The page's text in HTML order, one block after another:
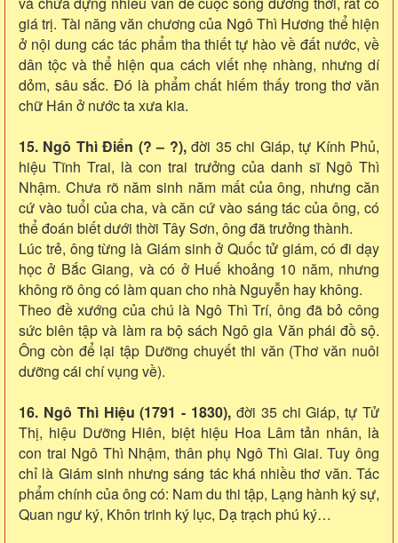
giá trị. Tài năng văn chương của Ngô Thì Hương thể hiện
ở nội dung các tác phẩm tha thiết tự hào về đất nước, về
dân tộc và thể hiện qua cách viết nhẹ nhàng, nhưng dí
dỏm, sâu sắc. Đó là phẩm chất hiếm thấy trong thơ văn
chữ Hán ở nước ta xưa kia.
15. Ngô Thì Điển (? – ?),đời 35 chi Giáp, tự Kính Phủ,
hiệu Tĩnh Trai, là con trai trưởng của danh sĩ Ngô Thì
Nhậm. Chưa rõ năm sinh năm mất của ông, nhưng căn
cứ vào tuổi của cha, và căn cứ vào sáng tác của ông, có
thể đoán biết dưới thời Tây Sơn, ông đã trưởng thành.
Lúc trẻ, ông từng là Giám sinh ở Quốc tử giám, có đi dạy
học ở Bắc Giang, và có ở Huế khoảng 10 năm, nhưng
không rõ ông có làm quan cho nhà Nguyễn hay không.
Theo đề xướng của chú là Ngô Thì Trí, ông đã bỏ công
sức biên tập và làm ra bộ sách Ngô gia Văn phái đồ sộ.
Ông còn để lại tập Dưỡng chuyết thi văn (Thơ văn nuôi
dưỡng cái chí vụng về).
16. Ngô Thì Hiệu (1791 - 1830), đời 35 chi Giáp, tự Tử
Thị, hiệu Dưỡng Hiên, biệt hiệu Hoa Lâm tản nhân, là
con trai Ngô Thì Nhậm, thân phụ Ngô Thì Giai. Tuy ông
chỉ là Giám sinh nhưng sáng tác khá nhiều thơ văn. Tác
phẩm chính của ông có: Nam du thi tập, Lạng hành ký sự,
Quan ngư ký, Khôn trinh ký lục, Dạ trạch phú ký…